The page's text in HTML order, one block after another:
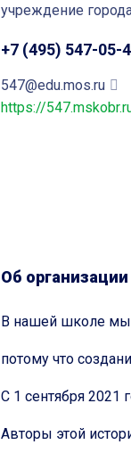
учреждение
+7 (495) 547-05-
547@edu.mos.ru
https://
Об организации
В нашей школе мы
потому что
С 1 сентября 2021
Авторы этой